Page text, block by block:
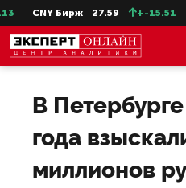
CNY Бирж 27.59 +-15.51
В
года
миллионов